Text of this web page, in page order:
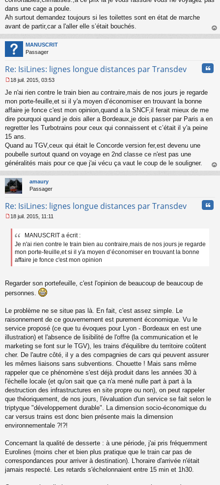
dans une cage a poule.
Ah surtout demandez toujours si les toilettes sont en état de marche
avant de partir,car a l'aller elle s’était bouchés.
au
MANUSCRIT
Passager
Re: IsiLines: lignes longue distances par Transdev
e
s
s
g
e
n
o
u
18 juil. 2015, 03:53
Je n'ai rien contre le train bien au contraire,mais de nos jours je regarde
mon porte-feuille,et si il y'a moyen d’économiser en trouvant la bonne
affaire je fonce c'est mon opinion,quand a la SNCF,il ferait mieux de me
dire pourquoi quand je dois aller a Bordeaux,je dois passer par Paris a en
regretter les Turbotrains pour ceux qui connaissent et c’était il y'a peine
15 ans.
Quand au TGV,ceux qui était le Concorde version fer,est devenu une
poubelle surtout quand on voyage en 2nd classe ce n'est pas une
généralités mais pour ce que j'ai vécu ça vaut le coup de le souligner.
au
amaury
Passager
Re: IsiLines: lignes longue distances par Transdev
e
e
l
18 juil. 2015, 11:11
MANUSCRIT a écrit :
Je n'ai rien contre le train bien au contraire,mais de nos jours je regarde
mon porte-feuille,et si il y'a moyen d’économiser en trouvant la bonne
affaire je fonce c'est mon opinion
Regarder son portefeuille, c'est l'opinion de beaucoup de beaucoup de
personnes.
Le problème ne se situe pas là. En fait, c'est assez simple. Le
raisonnement de ce gouvernement est purement économique. Vu le
service proposé (ce que tu évoques pour Lyon - Bordeaux en est une
illustration) et l'absence de lisibilité de l'offre (la communication et le
marketing se font sur le TGV), les trains d'équilibre du territoire coûtent
cher. De l'autre côté, il y a des compagnies de cars qui peuvent assurer
les mêmes liaisons sans subventions. Chouette ! Mais sans même
rappeler que ce phénomène s'est déjà produit dans les années 30 à
l'échelle locale (et qu'on sait que ça n'a mené nulle part à part à la
destruction des infrastructures en site propre ou non), on peut rappeler
que théoriquement, de nos jours, l'évaluation d'un service se fait selon le
triptyque "développement durable". La dimension socio-économique du
car versus trains est donc bien présente mais la dimension
environnementale ?!?!
Concernant la qualité de desserte : à une période, j'ai pris fréquemment
Eurolines (moins cher et bien plus pratique que le train car pas de
correspondances pour arriver à destination). L'horaire d'arrivée n'était
jamais respecté. Les retards s'échelonnaient entre 15 min et 1h30.